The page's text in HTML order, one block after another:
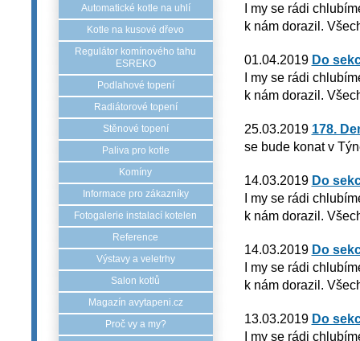
Automatické kotle na uhlí
Kotle na kusové dřevo
Regulátor komínového tahu
ESREKO
Podlahové topení
Radiátorové topení
Stěnové topení
Paliva pro kotle
Komíny
Informace pro zákazníky
Fotogalerie instalací kotelen
Reference
Výstavy a veletrhy
Salon kotlů
Magazín avytapeni.cz
Proč vy a my?
I my se rádi
k nám dorazil.
01.04.2019 Do
I my se rádi
k nám dorazil.
25.03.2019 178.
se bude konat v
14.03.2019 Do
I my se rádi
k nám dorazil.
14.03.2019 Do
I my se rádi
k nám dorazil.
13.03.2019 Do
I my se rádi